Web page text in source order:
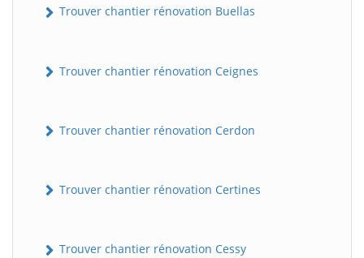
Trouver chantier rénovation Buellas
Trouver chantier rénovation Ceignes
Trouver chantier rénovation Cerdon
Trouver chantier rénovation Certines
Trouver chantier rénovation Cessy